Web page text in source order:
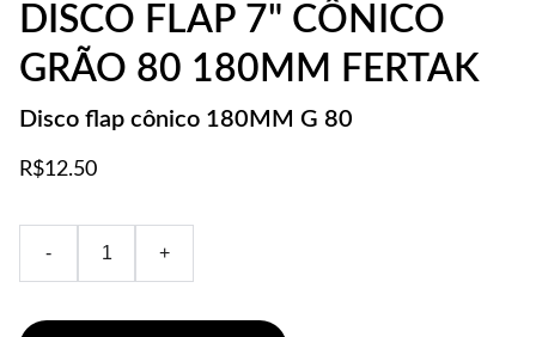
DISCO FLAP 7" CÔNICO
GRÃO 80 180MM FERTAK
Disco flap cônico 180MM G 80
R$12.50
- +